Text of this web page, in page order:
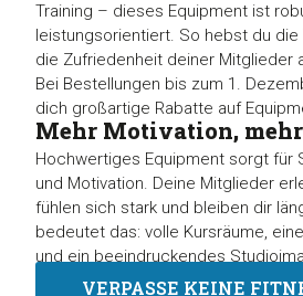
Training – dieses Equipment ist
leistungsorientiert. So hebst du die
die Zufriedenheit deiner Mitglieder
Bei Bestellungen bis zum 1.
dich großartige Rabatte auf
Mehr Motivation,
Hochwertiges Equipment sorgt für
und Motivation. Deine Mitglieder
fühlen sich stark und bleiben dir
bedeutet das: volle Kursräume,
und ein beeindruckendes
VERPASSE KEINE